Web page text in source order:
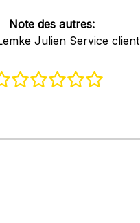
Note des autres:
Julien Service client